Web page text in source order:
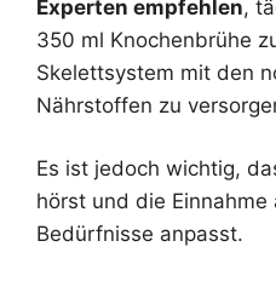
Experten empfehlen,
350 ml Knochenbrühe
Skelettsystem mit den
Nährstoffen zu
Es ist jedoch wichtig,
hörst und die
Bedürfnisse anpasst.